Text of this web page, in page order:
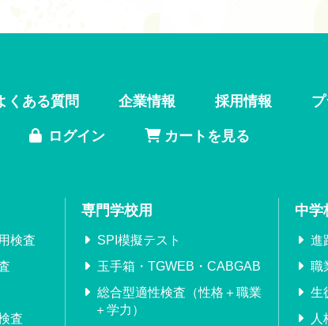
くある質問 企業情報 採用情報
ログイン カートを見る
検査
査
専門学校用
SPI模擬テスト
玉手箱・TGWEB・CABGAB
総合型適性検査（性格＋職業
＋学力）
中学
進
職
生
人